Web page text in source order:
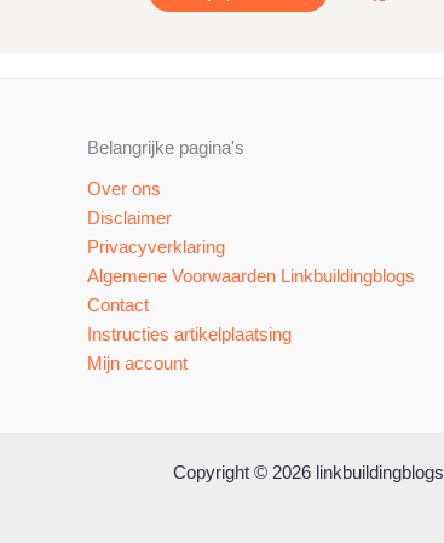
Belangrijke pagina's
Over ons
Disclaimer
Privacyverklaring
Algemene Voorwaarden Linkbuildingblogs
Contact
Instructies artikelplaatsing
Mijn account
Copyright © 2026 linkbuildingblogs